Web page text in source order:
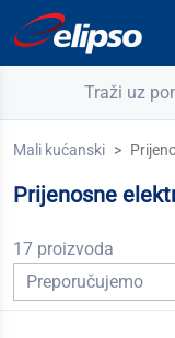
Traži uz
Mali kućanski
Prijenosne
17 proizvoda